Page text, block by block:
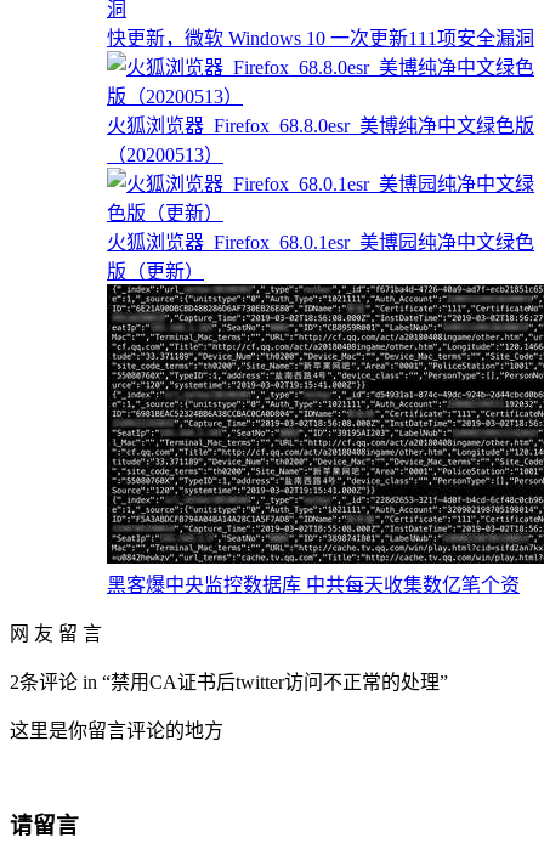
快更新，微软 Windows 10 一次更新111项安全漏洞
火狐浏览器_Firefox_68.8.0esr_美博纯净中文绿色版
（20200513）
火狐浏览器_Firefox_68.0.1esr_美博园纯净中文绿色
版（更新）
黑客爆中央监控数据库 中共每天收集数亿笔个资
网 友 留 言
2条评论 in “禁用CA证书后twitter访问不正常的处理”
这里是你留言评论的地方
请留言